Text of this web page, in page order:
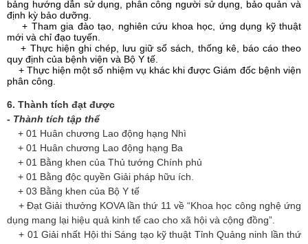
bảng hướng dẫn sử dụng, phân công người sử dụng, bảo quản và
định kỳ bảo dưỡng.
+ Tham gia đào tạo, nghiên cứu khoa học, ứng dụng kỹ thuật
mới và chỉ đạo tuyến.
+ Thực hiện ghi chép, lưu giữ sổ sách, thống kê, báo cáo theo
quy định của bệnh viện và Bộ Y tế.
+ Thực hiện một số nhiệm vụ khác khi được Giám đốc bệnh viện
phân công.
6. Thành tích đạt được
- Thành tích tập thể
+ 01 Huân chương Lao động hạng Nhì
+ 01 Huân chương Lao động hạng Ba
+ 01 Bằng khen của Thủ tướng Chính phủ
+ 01 Bằng độc quyền Giải pháp hữu ích.
+ 03 Bằng khen của Bộ Y tế
+ Đạt Giải thưởng KOVA lần thứ 11 về “Khoa học công nghệ ứng
dụng mang lại hiệu quả kinh tế cao cho xã hội và cộng đồng”.
+ 01 Giải nhất Hội thi Sáng tạo kỹ thuật Tỉnh Quảng ninh lần thứ